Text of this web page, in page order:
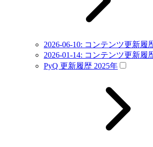
2026-06-10: コンテンツ更新履
2026-01-14: コンテンツ更新履
PyQ 更新履歴 2025年